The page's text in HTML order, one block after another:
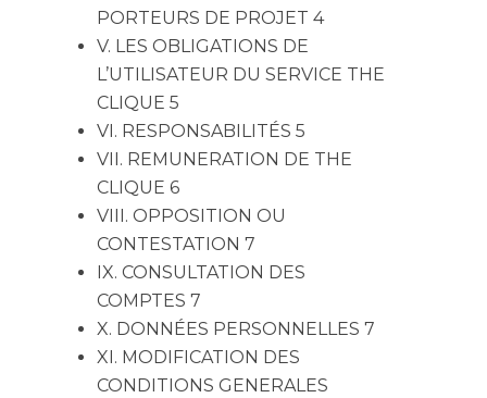
PORTEURS DE PROJET 4
V. LES OBLIGATIONS DE
L’UTILISATEUR DU SERVICE THE
CLIQUE 5
VI. RESPONSABILITÉS 5
VII. REMUNERATION DE THE
CLIQUE 6
VIII. OPPOSITION OU
CONTESTATION 7
IX. CONSULTATION DES
COMPTES 7
X. DONNÉES PERSONNELLES 7
XI. MODIFICATION DES
CONDITIONS GENERALES